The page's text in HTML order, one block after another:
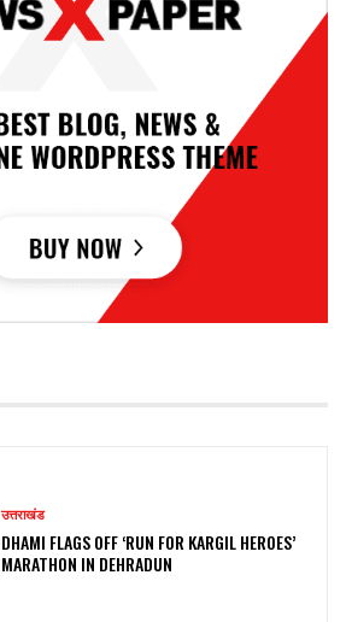
उत्तराखंड
DHAMI FLAGS OFF ‘RUN FOR KARGIL HEROES’
MARATHON IN DEHRADUN